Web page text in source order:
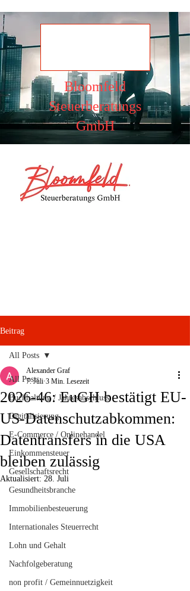
Bloomfeld
Steuerberatungs
GmbH
Beitrag
All Posts
Buchhaltung / Jahresabschluss
Digitalisierung
E-Commerce / Onlinehandel
Einkommensteuer
Gesellschaftsrecht
Gesundheitsbranche
Immobilienbesteuerung
Internationales Steuerrecht
Lohn und Gehalt
Nachfolgeberatung
non profit / Gemeinnuetzigkeit
All Posts
2026-46: EuGH bestätigt EU-
US-Datenschutzabkommen:
Datentransfers in die USA
bleiben zulässig
Alexander Graf
7. Juli 3 Min. Lesezeit
Aktualisiert: 28. Juli